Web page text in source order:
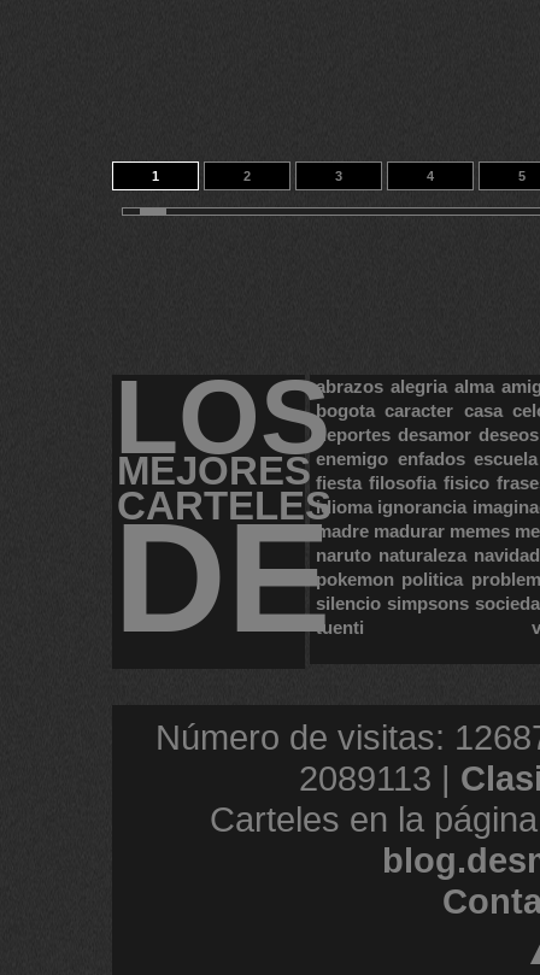
1 2 3 4 5
11 12 13 14 31
LOS
MEJORES
CARTELES
DE
abrazos alegria alma
bogota caracter casa
deportes desamor deseos
enemigo enfados escuela
fiesta filosofia fisico
idioma ignorancia
madre madurar memes
naruto naturaleza navidad
pokemon politica
silencio simpsons
tuenti
Número de visitas:
2089113 |
Carteles en la